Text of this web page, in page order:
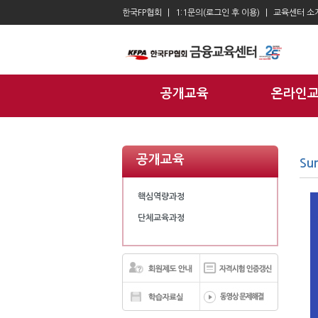
한국FP협회 1:1문의(로그인 후 이용) 교육센터 소
공개교육 온라인
공개교육
핵심역량과정
단체교육과정